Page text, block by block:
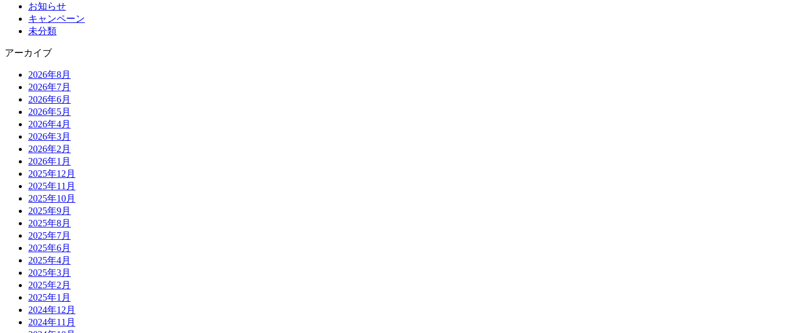
お知らせ
キャンペーン
未分類
アーカイブ
2026年8月
2026年7月
2026年6月
2026年5月
2026年4月
2026年3月
2026年2月
2026年1月
2025年12月
2025年11月
2025年10月
2025年9月
2025年8月
2025年7月
2025年6月
2025年4月
2025年3月
2025年2月
2025年1月
2024年12月
2024年11月